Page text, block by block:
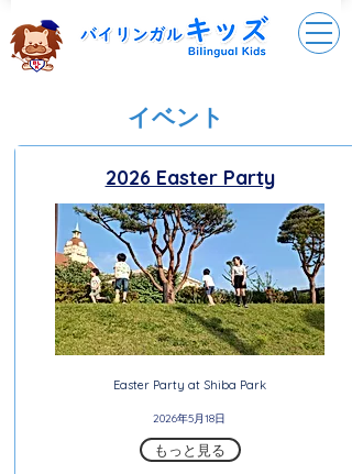
​イベント
2026 Easter Party
Easter Party at Shiba Park
2026年5月18日
もっと見る